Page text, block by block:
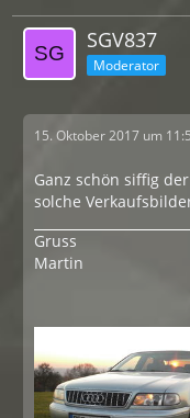
SGV837
Moderator
15. Oktober 2017 um
Ganz schön siffig
solche
Gruss
Martin